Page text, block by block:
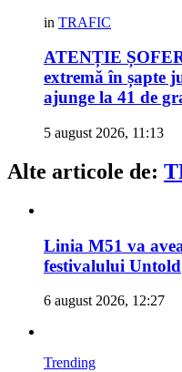
in TRAFIC
ATENȚIE
extremă în șapte
ajunge la 41 de
5 august 2026, 11:13
Alte articole de:
Linia M51 va
festivalului Untold
6 august 2026, 12:27
Trending